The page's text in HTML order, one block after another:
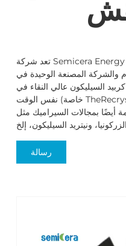
تعد شركة Semicera Energy Technology Co., Ltd. موردًا رائدًا
والشركة المصنعة الوحيدة في
السيليكون عالي النقاء في
نفس الوقت (خاصة TheRecrystalizedSiC) وطلاء CVD SiC.
أيضًا بمجالات السيراميك مثل
رسالة